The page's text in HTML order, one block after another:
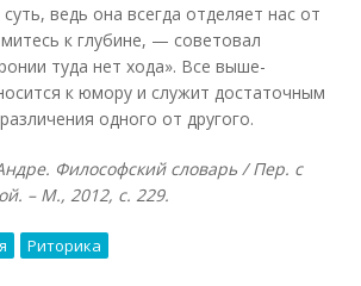
ведь она всегда отделяет нас от
к глубине, — советовал
туда нет хода». Все выше-
к юмору и служит достаточным
одного от другого.
Философский словарь / Пер. с
– М., 2012, с. 229.
Риторика